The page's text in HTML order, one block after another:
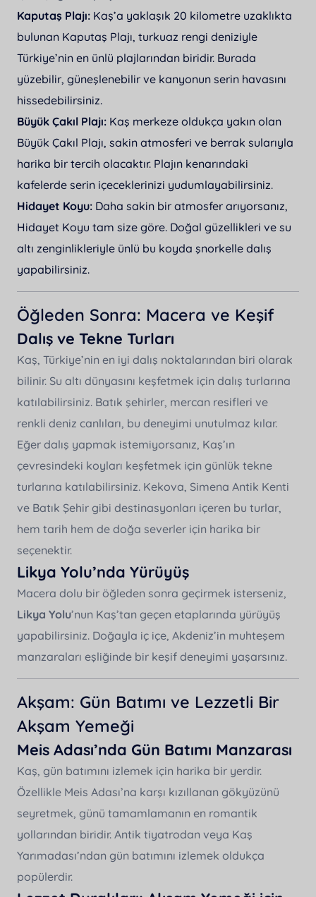
Kaputaş Plajı: Kaş’a yaklaşık 20 kilometre uzaklıkta
bulunan Kaputaş Plajı, turkuaz rengi deniziyle
Türkiye’nin en ünlü plajlarından biridir. Burada
yüzebilir, güneşlenebilir ve kanyonun serin havasını
hissedebilirsiniz.
Büyük Çakıl Plajı: Kaş merkeze oldukça yakın olan
Büyük Çakıl Plajı, sakin atmosferi ve berrak sularıyla
harika bir tercih olacaktır. Plajın kenarındaki
kafelerde serin içeceklerinizi yudumlayabilirsiniz.
Hidayet Koyu: Daha sakin bir atmosfer arıyorsanız,
Hidayet Koyu tam size göre. Doğal güzellikleri ve su
altı zenginlikleriyle ünlü bu koyda şnorkelle dalış
yapabilirsiniz.
Öğleden Sonra: Macera ve Keşif
Dalış ve Tekne Turları
Kaş, Türkiye’nin en iyi dalış noktalarından biri olarak
bilinir. Su altı dünyasını keşfetmek için dalış turlarına
katılabilirsiniz. Batık şehirler, mercan resifleri ve
renkli deniz canlıları, bu deneyimi unutulmaz kılar.
Eğer dalış yapmak istemiyorsanız, Kaş’ın
çevresindeki koyları keşfetmek için günlük tekne
turlarına katılabilirsiniz. Kekova, Simena Antik Kenti
ve Batık Şehir gibi destinasyonları içeren bu turlar,
hem tarih hem de doğa severler için harika bir
seçenektir.
Likya Yolu’nda Yürüyüş
Macera dolu bir öğleden sonra geçirmek isterseniz,
Likya Yolu’nun Kaş’tan geçen etaplarında yürüyüş
yapabilirsiniz. Doğayla iç içe, Akdeniz’in muhteşem
manzaraları eşliğinde bir keşif deneyimi yaşarsınız.
Akşam: Gün Batımı ve Lezzetli Bir
Akşam Yemeği
Meis Adası’nda Gün Batımı Manzarası
Kaş, gün batımını izlemek için harika bir yerdir.
Özellikle Meis Adası’na karşı kızıllanan gökyüzünü
seyretmek, günü tamamlamanın en romantik
yollarından biridir. Antik tiyatrodan veya Kaş
Yarımadası’ndan gün batımını izlemek oldukça
popülerdir.